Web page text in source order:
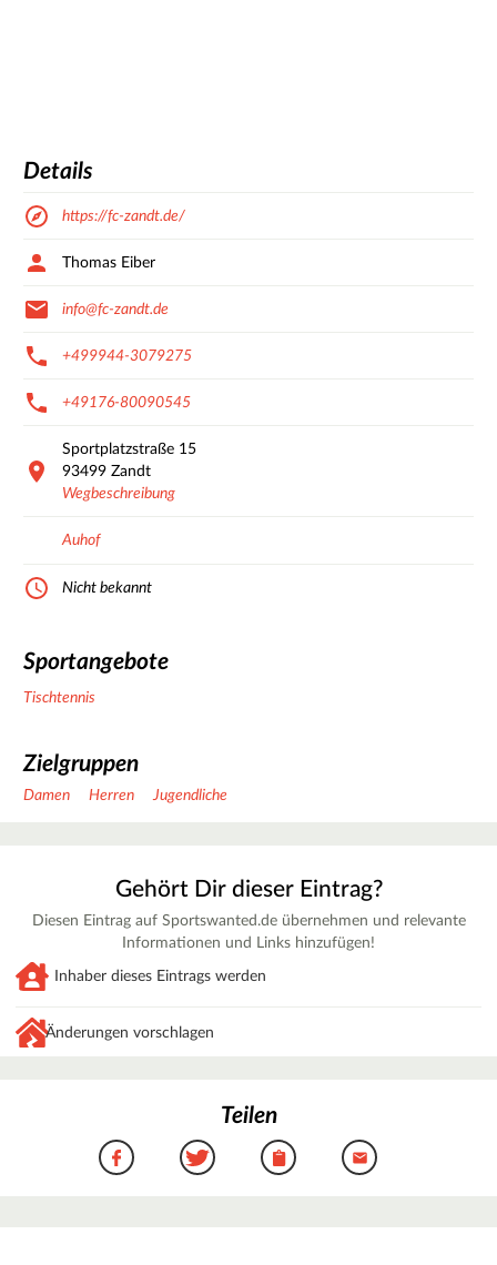
Details
https://fc-zandt.de/
Thomas Eiber
info@fc-zandt.de
+499944-3079275
+49176-80090545
Sportplatzstraße 15
93499 Zandt
Wegbeschreibung
Auhof
Nicht bekannt
Sportangebote
Tischtennis
Zielgruppen
Damen Herren Jugendliche
Gehört Dir dieser Eintrag?
Diesen Eintrag auf Sportswanted.de übernehmen und relevante
Informationen und Links hinzufügen!
Inhaber dieses Eintrags werden
Änderungen vorschlagen
Teilen